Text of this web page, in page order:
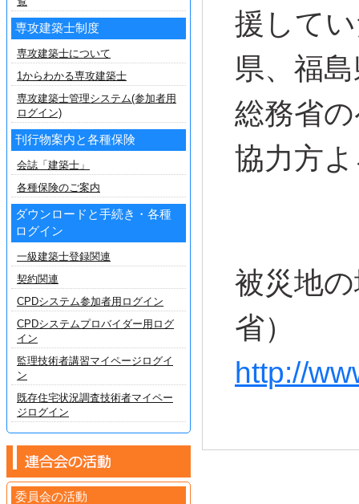
援して
県、福
総務省
協力方
被災地
省）
http://
専攻建築士制度
専攻建築士について
1からわかる専攻建築士
専攻建築士管理システム(参加者用
ログイン)
刊行物案内と各種保険
会誌「建築士」
各種保険のご案内
ダウンロードと手続き・各種
ログイン
一級建築士登録関連
契約関連
CPDシステム参加者用ログイン
CPDシステムプロバイダー用ログ
イン
監理技術者講習マイページログイ
ン
既存住宅状況調査技術者マイペー
ジログイン
委員会の活動